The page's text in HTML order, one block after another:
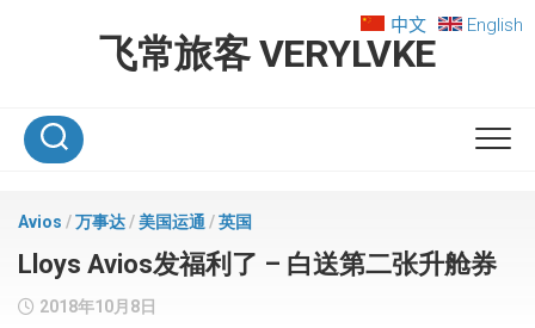
飞常旅客 VERYLVKE
中文 English
Avios /万事达/美国运通 /英国
Lloys Avios发福利了 – 白送第二张升舱券
2018年10月8日